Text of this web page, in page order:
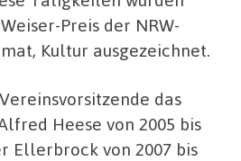
Preis der NRW-
Kultur ausgezeichnet.
das
Heese von 2005 bis
Ellerbrock von 2007 bis